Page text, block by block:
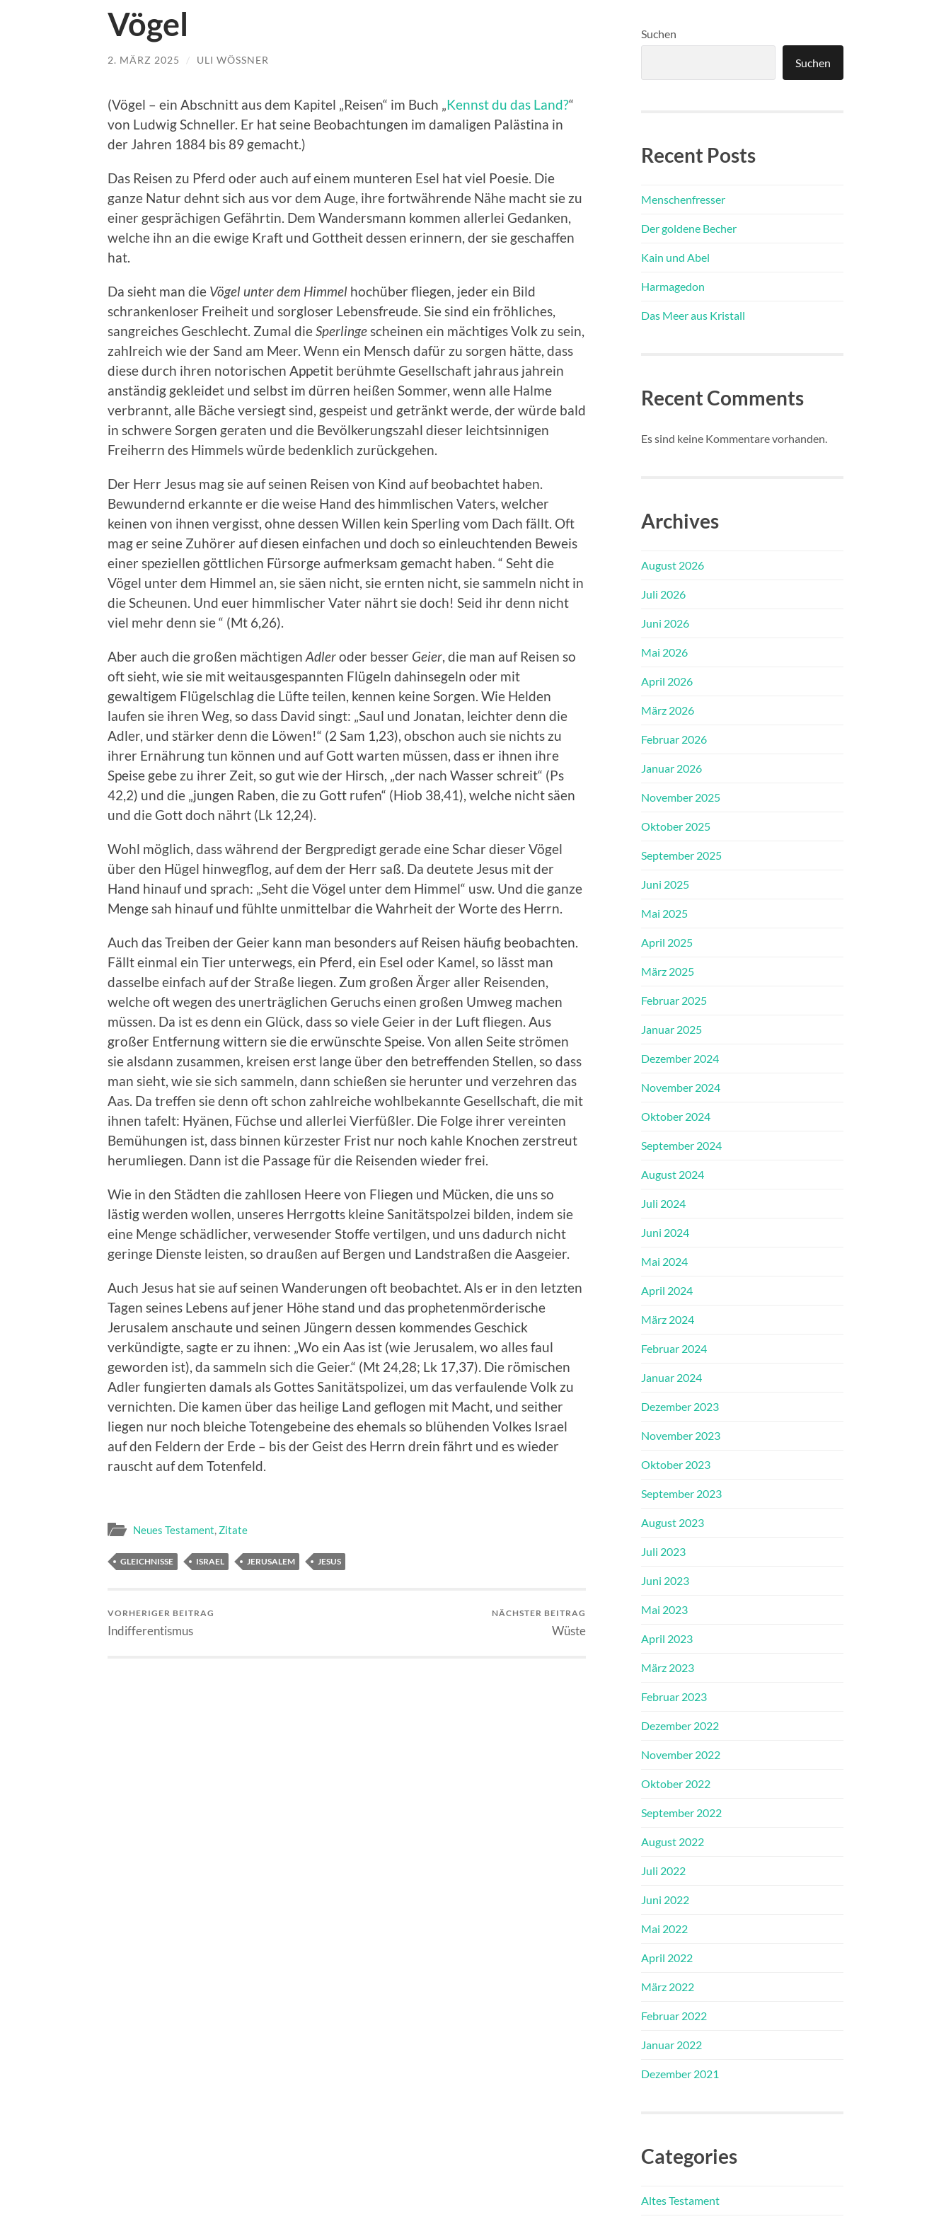
Vögel
2. MÄRZ 2025 / ULI WÖSSNER
(Vögel – ein Abschnitt aus dem Kapitel „Reisen“ im Buch „ Kennst du das Land?“
von Ludwig Schneller. Er hat seine Beobachtungen im damaligen Palästina in
der Jahren 1884 bis 89 gemacht.)
Das Reisen zu Pferd oder auch auf einem munteren Esel hat viel Poesie. Die
ganze Natur dehnt sich aus vor dem Auge, ihre fortwährende Nähe macht sie zu
einer gesprächigen Gefährtin. Dem Wandersmann kommen allerlei Gedanken,
welche ihn an die ewige Kraft und Gottheit dessen erinnern, der sie geschaffen
hat.
Da sieht man die Vögel unter dem Himmel hochüber fliegen, jeder ein Bild
schrankenloser Freiheit und sorgloser Lebensfreude. Sie sind ein fröhliches,
sangreiches Geschlecht. Zumal dieSperlinge scheinen ein mächtiges Volk zu sein,
zahlreich wie der Sand am Meer. Wenn ein Mensch dafür zu sorgen hätte, dass
diese durch ihren notorischen Appetit berühmte Gesellschaft jahraus jahrein
anständig gekleidet und selbst im dürren heißen Sommer, wenn alle Halme
verbrannt, alle Bäche versiegt sind, gespeist und getränkt werde, der würde bald
in schwere Sorgen geraten und die Bevölkerungszahl dieser leichtsinnigen
Freiherrn des Himmels würde bedenklich zurückgehen.
Der Herr Jesus mag sie auf seinen Reisen von Kind auf beobachtet haben.
Bewundernd erkannte er die weise Hand des himmlischen Vaters, welcher
keinen von ihnen vergisst, ohne dessen Willen kein Sperling vom Dach fällt. Oft
mag er seine Zuhörer auf diesen einfachen und doch so einleuchtenden Beweis
einer speziellen göttlichen Fürsorge aufmerksam gemacht haben. “ Seht die
Vögel unter dem Himmel an, sie säen nicht, sie ernten nicht, sie sammeln nicht in
die Scheunen. Und euer himmlischer Vater nährt sie doch! Seid ihr denn nicht
viel mehr denn sie “ (Mt 6,26).
Aber auch die großen mächtigen Adleroder besser Geier , die man auf Reisen so
oft sieht, wie sie mit weitausgespannten Flügeln dahinsegeln oder mit
gewaltigem Flügelschlag die Lüfte teilen, kennen keine Sorgen. Wie Helden
laufen sie ihren Weg, so dass David singt: „Saul und Jonatan, leichter denn die
Adler, und stärker denn die Löwen!“ (2 Sam 1,23), obschon auch sie nichts zu
ihrer Ernährung tun können und auf Gott warten müssen, dass er ihnen ihre
Speise gebe zu ihrer Zeit, so gut wie der Hirsch, „der nach Wasser schreit“ (Ps
42,2) und die „jungen Raben, die zu Gott rufen“ (Hiob 38,41), welche nicht säen
und die Gott doch nährt (Lk 12,24).
Wohl möglich, dass während der Bergpredigt gerade eine Schar dieser Vögel
über den Hügel hinwegflog, auf dem der Herr saß. Da deutete Jesus mit der
Hand hinauf und sprach: „Seht die Vögel unter dem Himmel“ usw. Und die ganze
Menge sah hinauf und fühlte unmittelbar die Wahrheit der Worte des Herrn.
Auch das Treiben der Geier kann man besonders auf Reisen häufig beobachten.
Fällt einmal ein Tier unterwegs, ein Pferd, ein Esel oder Kamel, so lässt man
dasselbe einfach auf der Straße liegen. Zum großen Ärger aller Reisenden,
welche oft wegen des unerträglichen Geruchs einen großen Umweg machen
müssen. Da ist es denn ein Glück, dass so viele Geier in der Luft fliegen. Aus
großer Entfernung wittern sie die erwünschte Speise. Von allen Seite strömen
sie alsdann zusammen, kreisen erst lange über den betreffenden Stellen, so dass
man sieht, wie sie sich sammeln, dann schießen sie herunter und verzehren das
Aas. Da treffen sie denn oft schon zahlreiche wohlbekannte Gesellschaft, die mit
ihnen tafelt: Hyänen, Füchse und allerlei Vierfüßler. Die Folge ihrer vereinten
Bemühungen ist, dass binnen kürzester Frist nur noch kahle Knochen zerstreut
herumliegen. Dann ist die Passage für die Reisenden wieder frei.
Wie in den Städten die zahllosen Heere von Fliegen und Mücken, die uns so
lästig werden wollen, unseres Herrgotts kleine Sanitätspolzei bilden, indem sie
eine Menge schädlicher, verwesender Stoffe vertilgen, und uns dadurch nicht
geringe Dienste leisten, so draußen auf Bergen und Landstraßen die Aasgeier.
Auch Jesus hat sie auf seinen Wanderungen oft beobachtet. Als er in den letzten
Tagen seines Lebens auf jener Höhe stand und das prophetenmörderische
Jerusalem anschaute und seinen Jüngern dessen kommendes Geschick
verkündigte, sagte er zu ihnen: „Wo ein Aas ist (wie Jerusalem, wo alles faul
geworden ist), da sammeln sich die Geier.“ (Mt 24,28; Lk 17,37). Die römischen
Adler fungierten damals als Gottes Sanitätspolizei, um das verfaulende Volk zu
vernichten. Die kamen über das heilige Land geflogen mit Macht, und seither
liegen nur noch bleiche Totengebeine des ehemals so blühenden Volkes Israel
auf den Feldern der Erde – bis der Geist des Herrn drein fährt und es wieder
rauscht auf dem Totenfeld.
Neues Testament, Zitate
GLEICHNISSE ISRAEL JERUSALEM JESUS
VORHERIGER BEITRAG
Indifferentismus
NÄCHSTER BEITRAG
Wüste
Suchen
Suchen
Recent Posts
Menschenfresser
Der goldene Becher
Kain und Abel
Harmagedon
Das Meer aus Kristall
Recent Comments
Es sind keine Kommentare vorhanden.
Archives
August 2026
Juli 2026
Juni 2026
Mai 2026
April 2026
März 2026
Februar 2026
Januar 2026
November 2025
Oktober 2025
September 2025
Juni 2025
Mai 2025
April 2025
März 2025
Februar 2025
Januar 2025
Dezember 2024
November 2024
Oktober 2024
September 2024
August 2024
Juli 2024
Juni 2024
Mai 2024
April 2024
März 2024
Februar 2024
Januar 2024
Dezember 2023
November 2023
Oktober 2023
September 2023
August 2023
Juli 2023
Juni 2023
Mai 2023
April 2023
März 2023
Februar 2023
Dezember 2022
November 2022
Oktober 2022
September 2022
August 2022
Juli 2022
Juni 2022
Mai 2022
April 2022
März 2022
Februar 2022
Januar 2022
Dezember 2021
Categories
Altes Testament